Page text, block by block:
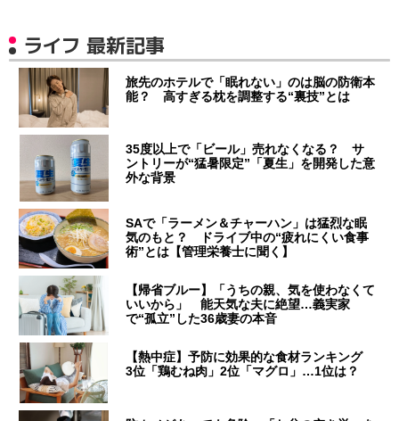
ライフ 最新記事
旅先のホテルで「眠れない」のは脳の防衛本
能？ 高すぎる枕を調整する“裏技”とは
35度以上で「ビール」売れなくなる？ サ
ントリーが“猛暑限定”「夏生」を開発した意
外な背景
SAで「ラーメン＆チャーハン」は猛烈な眠
気のもと？ ドライブ中の“疲れにくい食事
術”とは【管理栄養士に聞く】
【帰省ブルー】「うちの親、気を使わなくて
いいから」 能天気な夫に絶望…義実家
で“孤立”した36歳妻の本音
【熱中症】予防に効果的な食材ランキング
3位「鶏むね肉」2位「マグロ」…1位は？